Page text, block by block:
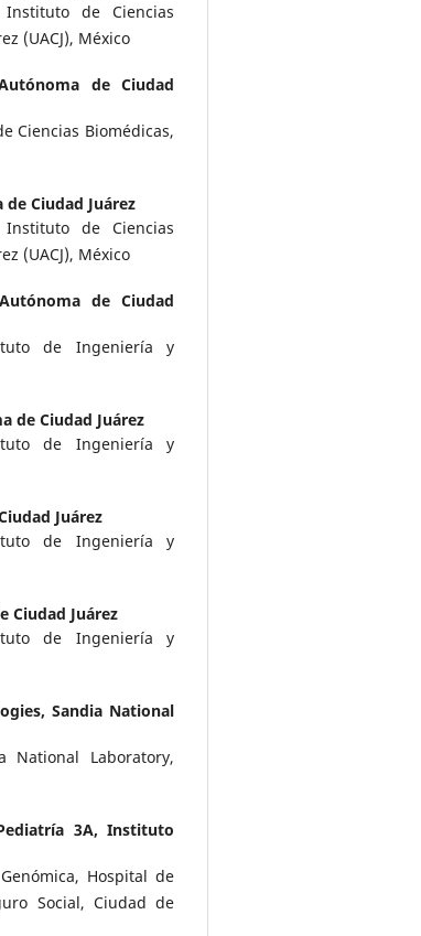
Instituto de Ciencias
(UACJ), México
de Ciudad
Ciencias Biomédicas,
Ciudad Juárez
Instituto de Ciencias
(UACJ), México
de Ciudad
de Ingeniería y
de Ciudad Juárez
de Ingeniería y
Juárez
de Ingeniería y
Ciudad Juárez
de Ingeniería y
Sandia National
National Laboratory,
3A, Instituto
Hospital de
Social, Ciudad de